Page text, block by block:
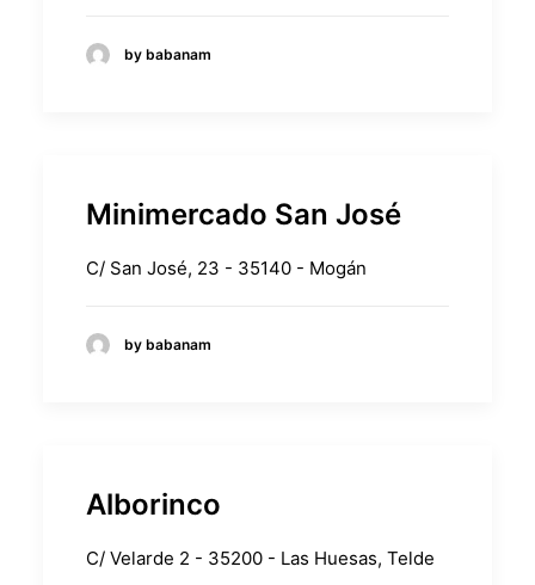
by babanam
Minimercado San José
C/ San José, 23 - 35140 - Mogán
by babanam
Alborinco
C/ Velarde 2 - 35200 - Las Huesas, Telde